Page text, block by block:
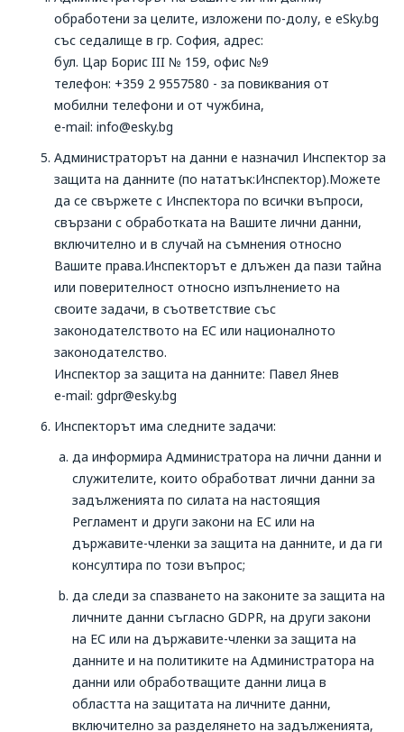
обработени за целите, изложени по-долу, е eSky.bg
със седалище в гр. София, адрес:
бул. Цар Борис III № 159, офис №9
телефон: +359 2 9557580 - за повиквания от
мобилни телефони и от чужбина,
e-mail: info@esky.bg
Администраторът на данни е назначил Инспектор за
защита на данните (по нататък:Инспектор).Можете
да се свържете с Инспектора по всички въпроси,
свързани с обработката на Вашите лични данни,
включително и в случай на съмнения относно
Вашите права.Инспекторът е длъжен да пази тайна
или поверителност относно изпълнението на
своите задачи, в съответствие със
законодателството на ЕС или националното
законодателство.
Инспектор за защита на данните: Павел Янев
e-mail: gdpr@esky.bg
Инспекторът има следните задачи:
да информира Aдминистратора на лични данни и
служителите, които обработват лични данни за
задълженията по силата на настоящия
Регламент и други закони на ЕС или на
държавите-членки за защита на данните, и да ги
консултира по този въпрос;
да следи за спазването на законите за защита на
личните данни съгласно GDPR, на други закони
на ЕС или на държавите-членки за защита на
данните и на политиките на Администратора на
данни или обработващите данни лица в
областта на защитата на личните данни,
включително за разделянето на задълженията,